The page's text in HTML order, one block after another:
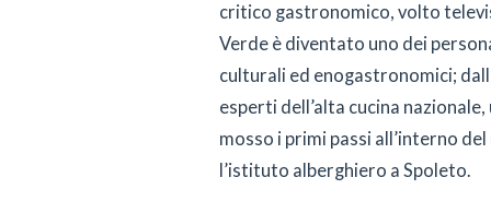
critico gastronomico, volto
Verde è diventato uno dei
culturali ed enogastronomici;
esperti dell’alta cucina
mosso i primi passi all’interno
l’istituto alberghiero a Spoleto.